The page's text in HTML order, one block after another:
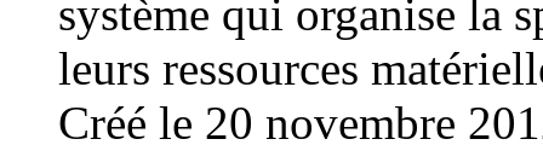
système qui organise la
leurs ressources
Créé le 20 novembre